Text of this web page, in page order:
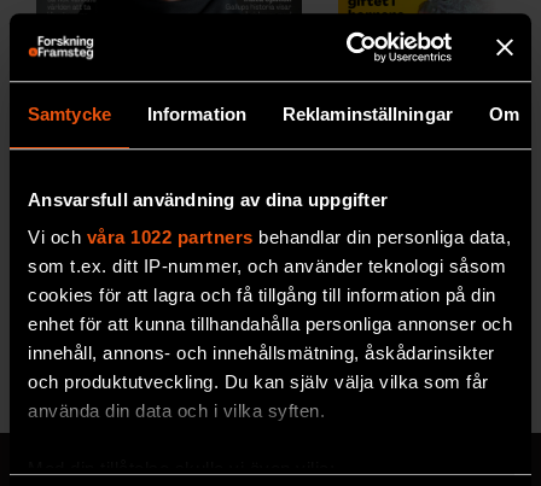
Samtycke Information Reklaminställningar Om
Ansvarsfull användning av dina uppgifter
Vi och våra 1022 partners behandlar din personliga data,
som t.ex. ditt IP-nummer, och använder teknologi såsom
cookies för att lagra och få tillgång till information på din
enhet för att kunna tillhandahålla personliga annonser och
innehåll, annons- och innehållsmätning, åskådarinsikter
och produktutveckling. Du kan själv välja vilka som får
använda din data och i vilka syften.
Se alla utgåvor